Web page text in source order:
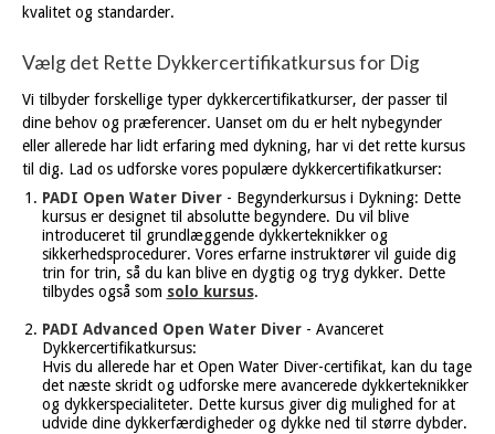
kvalitet og standarder.
Vælg det Rette Dykkercertifikatkursus for Dig
Vi tilbyder forskellige typer dykkercertifikatkurser, der passer til
dine behov og præferencer. Uanset om du er helt nybegynder
eller allerede har lidt erfaring med dykning, har vi det rette kursus
til dig. Lad os udforske vores populære dykkercertifikatkurser:
PADI Open Water Diver- Begynderkursus i Dykning: Dette
kursus er designet til absolutte begyndere. Du vil blive
introduceret til grundlæggende dykkerteknikker og
sikkerhedsprocedurer. Vores erfarne instruktører vil guide dig
trin for trin, så du kan blive en dygtig og tryg dykker. Dette
tilbydes også som solo kursus.
PADI Advanced Open Water Diver- Avanceret
Dykkercertifikatkursus:
Hvis du allerede har et Open Water Diver-certifikat, kan du tage
det næste skridt og udforske mere avancerede dykkerteknikker
og dykkerspecialiteter. Dette kursus giver dig mulighed for at
udvide dine dykkerfærdigheder og dykke ned til større dybder.